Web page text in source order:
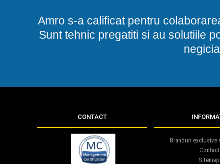
Amro s-a calificat pentru
Sunt tehnic pregatiti si au solutiile
CONTACT
Branduri exclusive
Contact
Sitemap